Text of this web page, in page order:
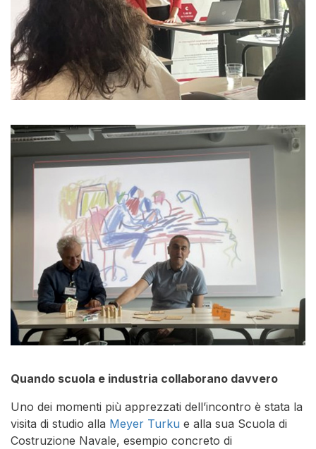
Quando scuola e industria collaborano davvero
Uno dei momenti più apprezzati dell’incontro è stata la
visita di studio alla Meyer Turku e alla sua Scuola di
Costruzione Navale, esempio concreto di